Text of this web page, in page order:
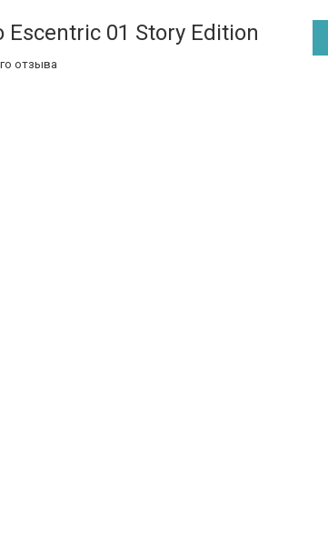
01 Story Edition
отзыва